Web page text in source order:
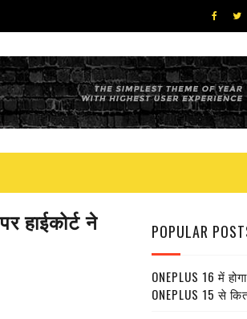
हाईकोर्ट ने
POPULAR
ONEPLUS 16 में
ONEPLUS 15 से